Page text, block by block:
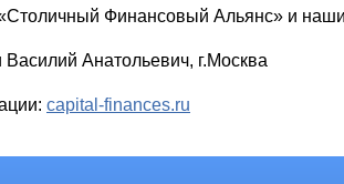
Финансовый Альянс» и
Анатольевич, г.Москва
capital-finances.ru